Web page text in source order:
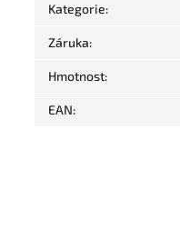
Kategorie:
Záruka:
Hmotnost:
EAN: